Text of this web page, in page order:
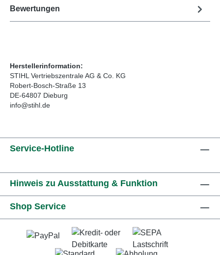
Bewertungen
Herstellerinformation:
STIHL Vertriebszentrale AG & Co. KG
Robert-Bosch-Straße 13
DE-64807 Dieburg
info@stihl.de
Service-Hotline
Hinweis zu Ausstattung & Funktion
Shop Service